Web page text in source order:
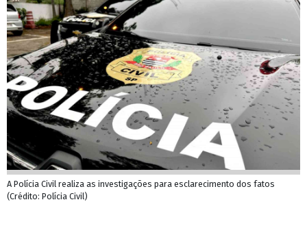
A Polícia Civil realiza as investigações para esclarecimento dos fatos
(Crédito: Polícia Civil)